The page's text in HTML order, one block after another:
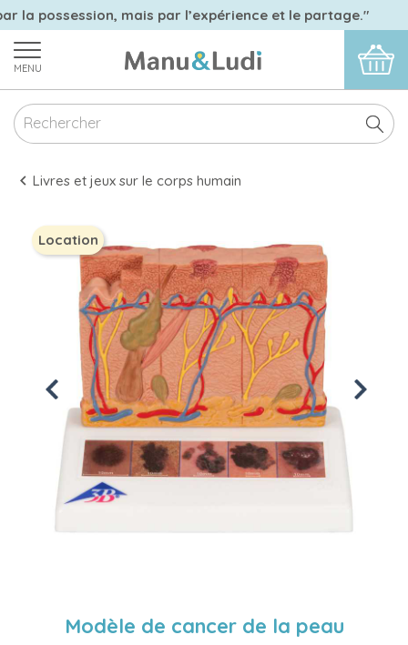
la possession, mais par l’expérience et le partage."
MENU
Livres et jeux sur le corps humain
Location
Previous Next
Modèle de cancer de la peau